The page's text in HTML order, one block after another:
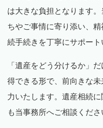
は大きな負担となります
ちやご事情に寄り添い、
続手続きを丁寧にサポート
「遺産をどう分けるか」
得できる形で、前向きな
力いたします。遺産相続
も当事務所へご相談くださ